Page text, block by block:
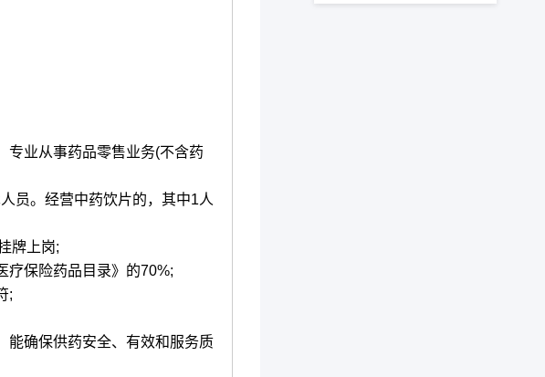
业从事药品零售业务(不含药
员。经营中药饮片的，其中1人
牌上岗;
保险药品目录》的70%;
;
确保供药安全、有效和服务质